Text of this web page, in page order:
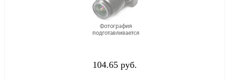
104.65 руб.